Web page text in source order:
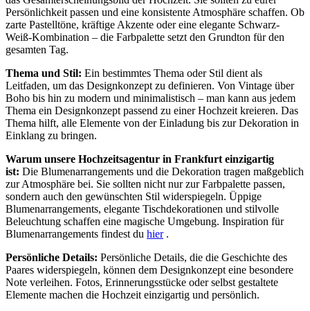
Persönlichkeit passen und eine konsistente Atmosphäre schaffen. Ob
zarte Pastelltöne, kräftige Akzente oder eine elegante Schwarz-
Weiß-Kombination – die Farbpalette setzt den Grundton für den
gesamten Tag.
Thema und Stil: Ein bestimmtes Thema oder Stil dient als
Leitfaden, um das Designkonzept zu definieren. Von Vintage über
Boho bis hin zu modern und minimalistisch – man kann aus jedem
Thema ein Designkonzept passend zu einer Hochzeit kreieren. Das
Thema hilft, alle Elemente von der Einladung bis zur Dekoration in
Einklang zu bringen.
Warum unsere Hochzeitsagentur in Frankfurt einzigartig
ist: Die Blumenarrangements und die Dekoration tragen maßgeblich
zur Atmosphäre bei. Sie sollten nicht nur zur Farbpalette passen,
sondern auch den gewünschten Stil widerspiegeln. Üppige
Blumenarrangements, elegante Tischdekorationen und stilvolle
Beleuchtung schaffen eine magische Umgebung. Inspiration für
Blumenarrangements findest du hier.
Persönliche Details: Persönliche Details, die die Geschichte des
Paares widerspiegeln, können dem Designkonzept eine besondere
Note verleihen. Fotos, Erinnerungsstücke oder selbst gestaltete
Elemente machen die Hochzeit einzigartig und persönlich.